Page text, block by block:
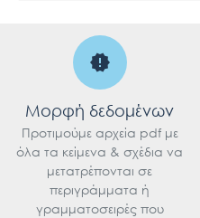
Μορφή δεδομένων
Προτιμούμε αρχεία pdf με
όλα τα κείμενα & σχέδια να
μετατρέπονται σε
περιγράμματα ή
γραμματοσειρές που